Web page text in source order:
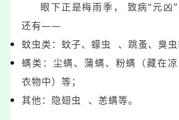
眼下正是梅雨季， 致病“元凶”
还有——
蚊虫类：蚊子、蠓虫
、跳蚤、臭虫
螨类：尘螨、蒲螨、粉螨（藏在
衣物中）等；
其他： 隐翅虫 、恙螨等。